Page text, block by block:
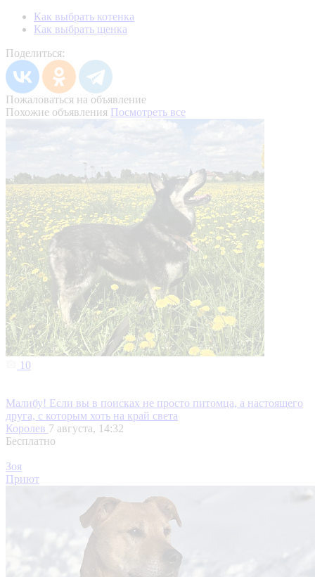
Как выбрать котенка
Как выбрать щенка
Поделиться:
Пожаловаться на объявление
Похожие объявления Посмотреть все
10
Малибу! Если вы в поисках не просто питомца, а настоящего
друга, с которым хоть на край света
Королев 7 августа, 14:32
Бесплатно
Зоя
Приют